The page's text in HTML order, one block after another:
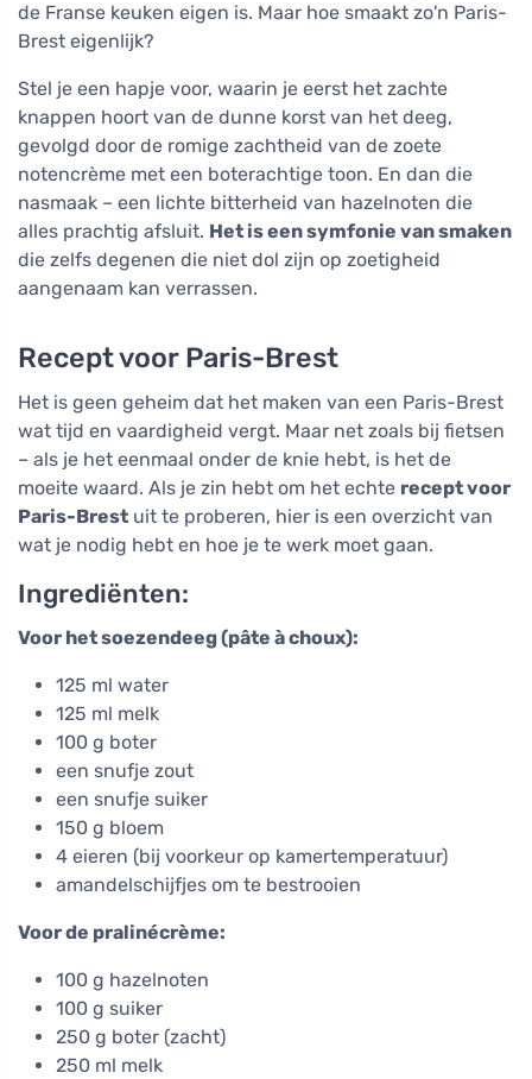
de Franse keuken eigen is. Maar hoe smaakt zo'n Paris-
Brest eigenlijk?
Stel je een hapje voor, waarin je eerst het zachte
knappen hoort van de dunne korst van het deeg,
gevolgd door de romige zachtheid van de zoete
notencrème met een boterachtige toon. En dan die
nasmaak – een lichte bitterheid van hazelnoten die
alles prachtig afsluit. Het is een symfonie van smaken
die zelfs degenen die niet dol zijn op zoetigheid
aangenaam kan verrassen.
Recept voor Paris-Brest
Het is geen geheim dat het maken van een Paris-Brest
wat tijd en vaardigheid vergt. Maar net zoals bij fietsen
– als je het eenmaal onder de knie hebt, is het de
moeite waard. Als je zin hebt om het echte recept voor
Paris-Brest uit te proberen, hier is een overzicht van
wat je nodig hebt en hoe je te werk moet gaan.
Ingrediënten:
Voor het soezendeeg (pâte à choux):
125 ml water
125 ml melk
100 g boter
een snufje zout
een snufje suiker
150 g bloem
4 eieren (bij voorkeur op kamertemperatuur)
amandelschijfjes om te bestrooien
Voor de pralinécrème:
100 g hazelnoten
100 g suiker
250 g boter (zacht)
250 ml melk